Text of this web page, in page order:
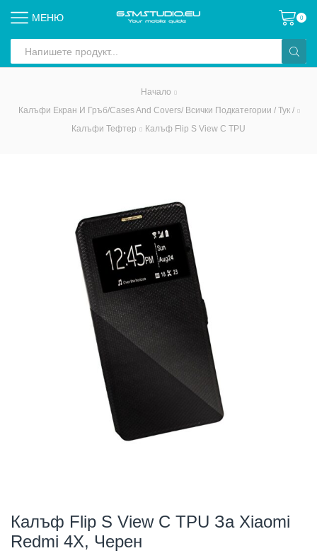
МЕНЮ 0
input
Начало
Калъфи Екран И Гръб/Cases And Covers/ Всички Подкатегории / Тук /
Калъфи Тефтер
Калъф Flip S View С TPU
Калъф Flip S View С TPU За Xiaomi
Redmi 4X, Черен